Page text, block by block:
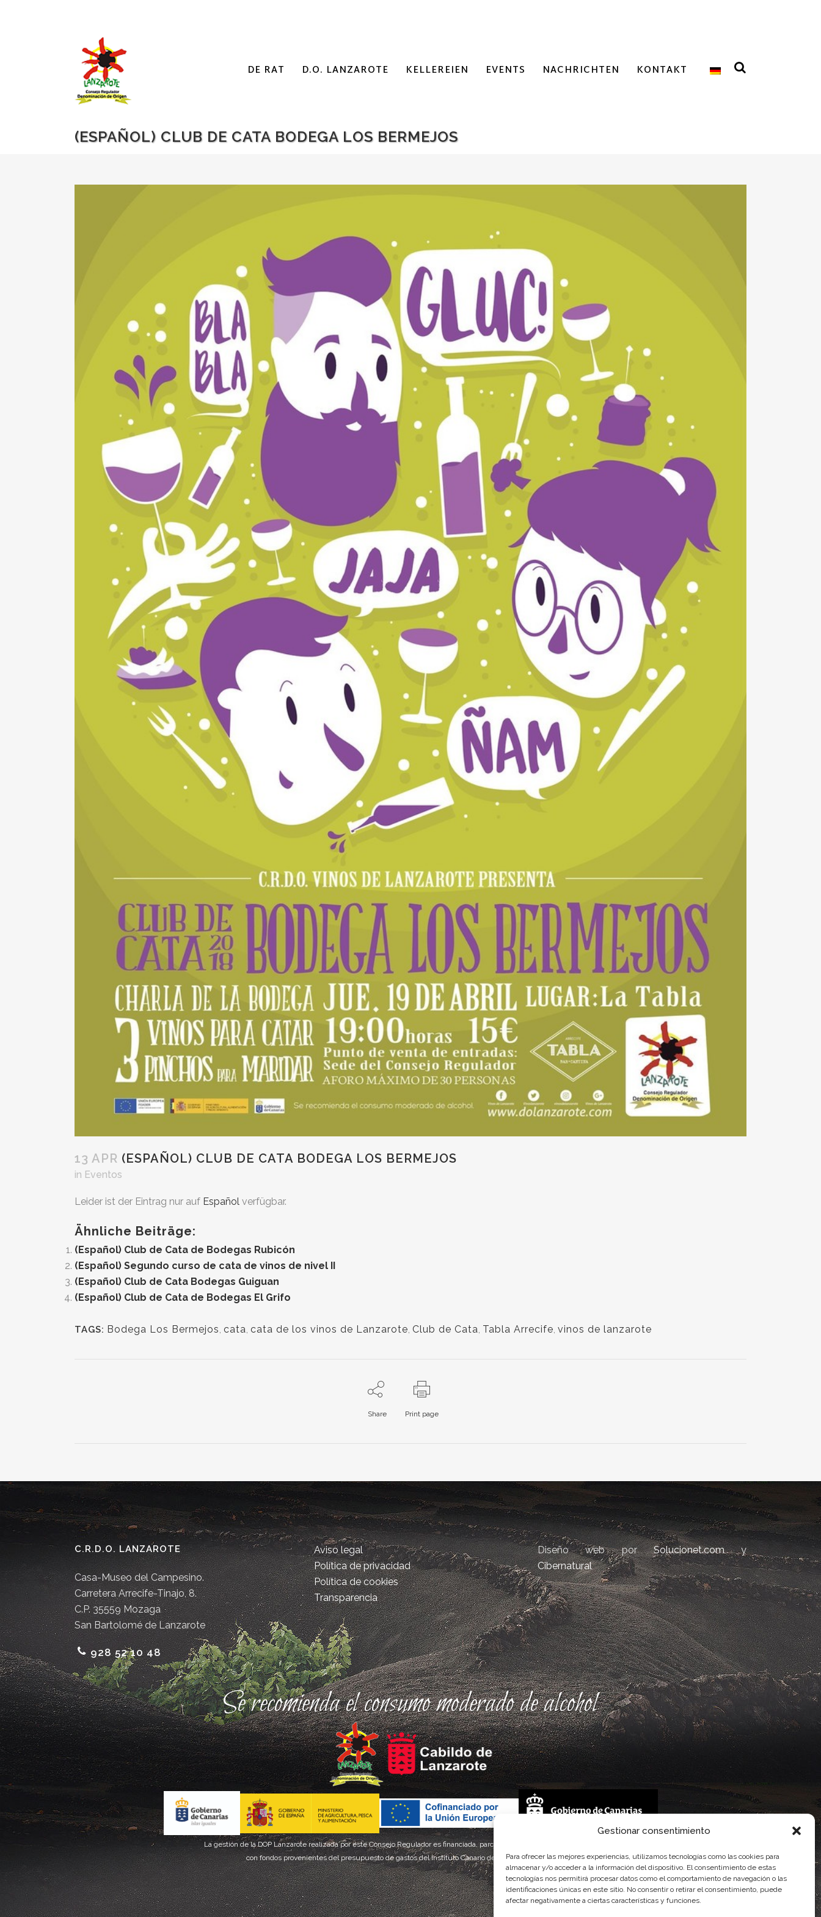
Gestionar consentimiento
Para ofrecer las mejores experiencias, utilizamos tecnologías como las cookies para
almacenar y/o acceder a la información del dispositivo. El consentimiento de estas
tecnologías nos permitirá procesar datos como el comportamiento de navegación o las
identificaciones únicas en este sitio. No consentir o retirar el consentimiento, puede
afectar negativamente a ciertas características y funciones.
DE RAT D.O. LANZAROTE KELLEREIEN EVENTS NACHRICHTEN KONTAKT
(ESPAÑOL) CLUB DE CATA BODEGA LOS BERMEJOS
13 APR (ESPAÑOL) CLUB DE CATA BODEGA LOS BERMEJOS
in Eventos
Leider ist der Eintrag nur auf Español verfügbar.
Ähnliche Beiträge:
(Español) Club de Cata de Bodegas Rubicón
(Español) Segundo curso de cata de vinos de nivel II
(Español) Club de Cata Bodegas Guiguan
(Español) Club de Cata de Bodegas El Grifo
TAGS: Bodega Los Bermejos cata cata de los vinos de Lanzarote Club de Cata Tabla Arrecife vinos de lanzarote
Share Print page
C.R.D.O. LANZAROTE
Casa-Museo del Campesino.
Carretera Arrecife-Tinajo, 8.
C.P. 35559 Mozaga
San Bartolomé de Lanzarote
928 52 10 48
Aviso legal
Política de privacidad
Política de cookies
Transparencia
Diseño web porSolucionet.comy
Cibernatural
Se recomienda el consumo moderado de alcohol
La gestión de la DOP Lanzarote realizada por este Consejo Regulador es financiada, parcialmente, por el Gobierno de Canarias
con fondos provenientes del presupuesto de gastos del Instituto Canario de Calidad Agroalimentaria